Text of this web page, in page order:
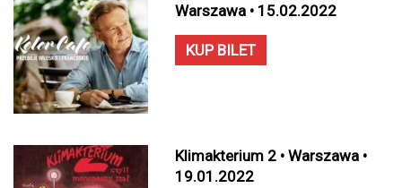
Warszawa • 15.02.2022
KUP BILET
Klimakterium 2 • Warszawa •
19.01.2022